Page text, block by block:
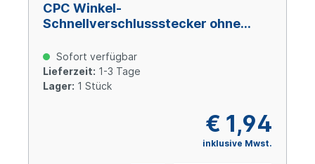
CPC Winkel-
Schnellverschlussstecker ohne
Schlauchtülle, Acetal
Sofort verfügbar
Lieferzeit: 1-3 Tage
Lager: 1 Stück
€ 1,94
inklusive Mwst.